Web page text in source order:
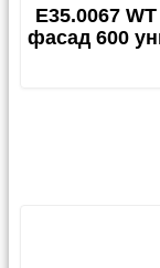
E35.0067
фасад 600